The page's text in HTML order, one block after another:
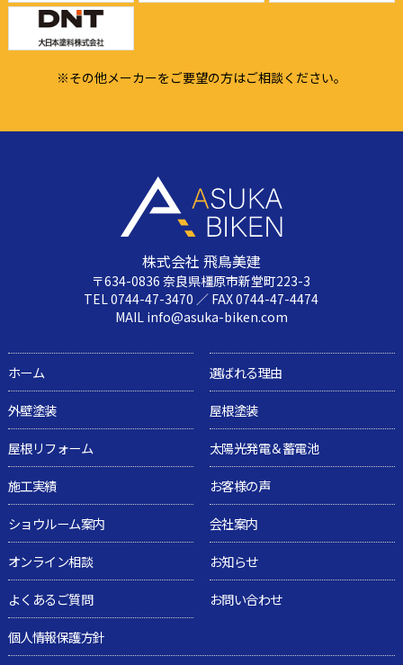
※その他メーカーをご要望の方はご相談ください。
株式会社 飛鳥美建
〒634-0836 奈良県橿原市新堂町223-3
TEL 0744-47-3470 ／ FAX 0744-47-4474
MAIL info@asuka-biken.com
ホーム
選ばれる理由
外壁塗装
屋根塗装
屋根リフォーム
太陽光発電＆蓄電池
施工実績
お客様の声
ショウルーム案内
会社案内
オンライン相談
お知らせ
よくあるご質問
お問い合わせ
個人情報保護方針